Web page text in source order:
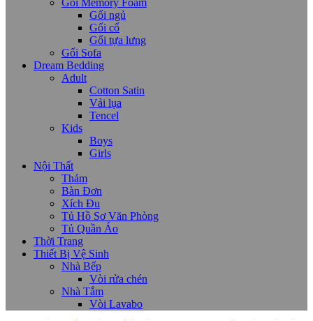
Gối Memory Foam
Gối ngủ
Gối cổ
Gối tựa lưng
Gối Sofa
Dream Bedding
Adult
Cotton Satin
Vải lụa
Tencel
Kids
Boys
Girls
Nội Thất
Thảm
Bàn Đơn
Xích Đu
Tủ Hồ Sơ Văn Phòng
Tủ Quần Áo
Thời Trang
Thiết Bị Vệ Sinh
Nhà Bếp
Vòi rửa chén
Nhà Tắm
Vòi Lavabo